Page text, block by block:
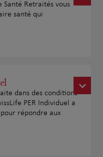
Santé Retraités vous
santé qui
dans des conditions
PER Individuel a
répondre aux